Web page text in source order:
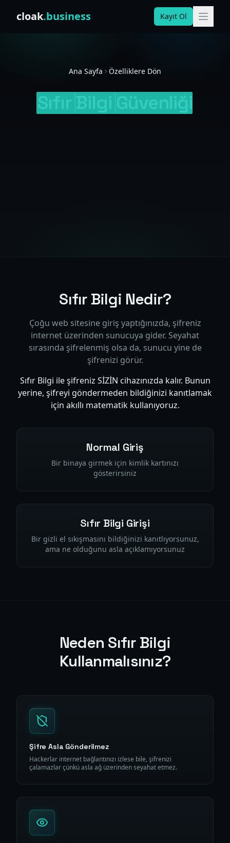
cloak.business Kayıt Ol
Ana Sayfa Özelliklere Dön
Sıfır Bilgi Nedir?
Çoğu web sitesine giriş yaptığınızda, şifreniz
internet üzerinden sunucuya gider. Seyahat
sırasında şifrelenmiş olsa da, sunucu yine de
şifrenizi görür.
Sıfır Bilgi ile şifreniz SİZİN cihazınızda kalır. Bunun
yerine, şifreyi göndermeden bildiğinizi kanıtlamak
için akıllı matematik kullanıyoruz.
Normal Giriş
Bir binaya girmek için kimlik kartınızı
gösterirsiniz
Sıfır Bilgi Girişi
Bir gizli el sıkışmasını bildiğinizi kanıtlıyorsunuz,
ama ne olduğunu asla açıklamıyorsunuz
Neden Sıfır Bilgi
Kullanmalısınız?
Şifre Asla Gönderilmez
Hackerlar internet bağlantınızı izlese bile, şifrenizi
çalamazlar çünkü asla ağ üzerinden seyahat etmez.